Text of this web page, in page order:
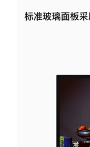
标准玻璃面板